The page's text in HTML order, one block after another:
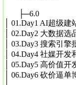
├─6.0
│ 01.Day1 AI超级建
│ 02.Day2 大数据
│ 03.Day3 搜索引
│ 04.Day4 社媒开
│ 05.Day5 高价值
│ 06.Day6 砍价逼